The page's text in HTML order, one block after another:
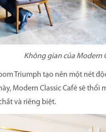
Không gian của Modern
Triumph tạo nên một nét
Modern Classic Café sẽ
và riêng biệt.